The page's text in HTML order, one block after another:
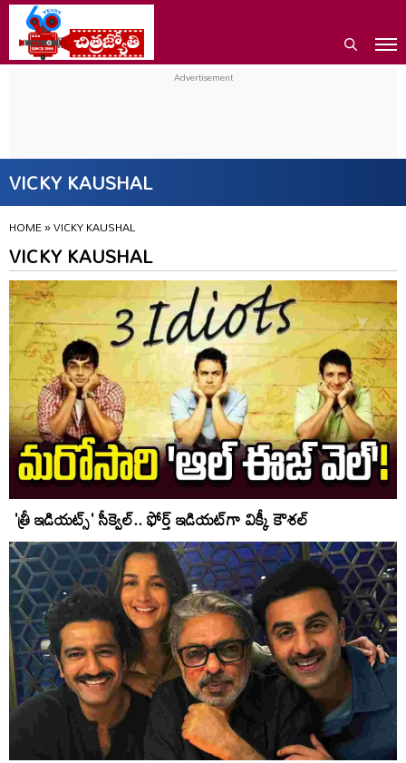
VICKY KAUSHAL
HOME»VICKY KAUSHAL
VICKY KAUSHAL
'త్రీ ఇడియట్స్' సీక్వెల్.. ఫోర్త్ ఇడియట్‌గా విక్కీ కౌశల్